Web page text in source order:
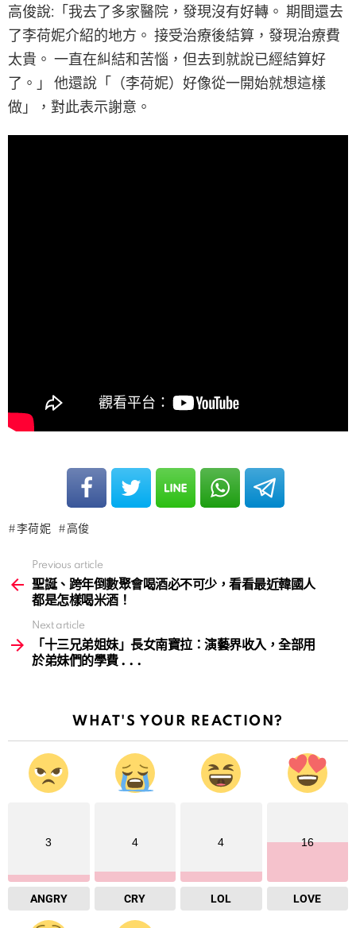
高俊說:「我去了多家醫院，發現沒有好轉。 期間還去
了李荷妮介紹的地方。 接受治療後結算，發現治療費
太貴。 一直在糾結和苦惱，但去到就說已經結算好
了。」 他還說「（李荷妮）好像從一開始就想這樣
做」，對此表示謝意。
李荷妮 高俊
more
Previous article
聖誕、跨年倒數聚會喝酒必不可少，看看最近韓國人
都是怎樣喝米酒！
Next article
「十三兄弟姐妹」長女南寶拉：演藝界收入，全部用
於弟妹們的學費 . . .
WHAT'S YOUR REACTION?
3
ANGRY
4
CRY
4
LOL
16
LOVE